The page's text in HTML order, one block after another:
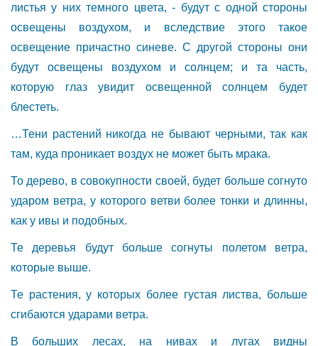
листья у них темного цвета, - будут с одной стороны
освещены воздухом, и вследствие этого такое
освещение причастно синеве. С другой стороны они
будут освещены воздухом и солнцем; и та часть,
которую глаз увидит освещенной солнцем будет
блестеть.
…Тени растений никогда не бывают черными, так как
там, куда проникает воздух не может быть мрака.
То дерево, в совокупности своей, будет больше согнуто
ударом ветра, у которого ветви более тонки и длинны,
как у ивы и подобных.
Те деревья будут больше согнуты полетом ветра,
которые выше.
Те растения, у которых более густая листва, больше
сгибаются ударами ветра.
В больших лесах, на нивах и лугах видны